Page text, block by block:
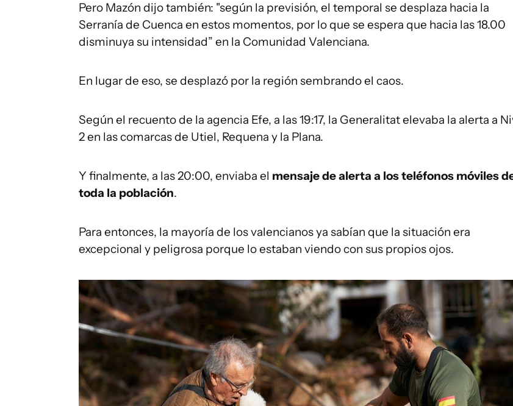
Pero Mazón dijo también: "según la previsión, el temporal se desplaza hacia la
Serranía de Cuenca en estos momentos, por lo que se espera que hacia las 18.00
disminuya su intensidad” en la Comunidad Valenciana.
En lugar de eso, se desplazó por la región sembrando el caos.
Según el recuento de la agencia Efe, a las 19:17, la Generalitat elevaba la alerta a
2 en las comarcas de Utiel, Requena y la Plana.
Y finalmente, a las 20:00, enviaba el mensaje de alerta a los teléfonos móviles
toda la población.
Para entonces, la mayoría de los valencianos ya sabían que la situación era
excepcional y peligrosa porque lo estaban viendo con sus propios ojos.